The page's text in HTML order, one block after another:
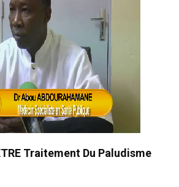
Traitement Du Paludisme